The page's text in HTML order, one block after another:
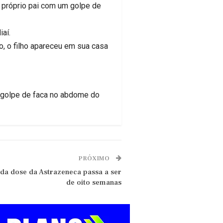
pai com um golpe de
o filho apareceu em sua casa
de faca no abdome do
PRÓXIMO
dose da Astrazeneca passa a ser
de oito semanas